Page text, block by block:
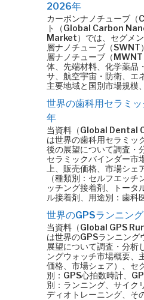
2026年
カーボンナノチューブ（
ト（Global Carbon
Market）では、セグメ
層ナノチューブ（SWNT
層ナノチューブ（
体、先端材料、化学薬品
サ、航空宇宙・防衛、エ
主要地域と国別市場規模
世界の歯科用セラミ
年
当資料（Global Dental
は世界の歯科用セラミッ
後の展望について調査・
セラミックバインダー市
上、販売価格、市場シ
（種類別：セルフエッ
ッチング接着剤、トータ
ル接着剤、用途別：歯科
世界のGPSランニン
当資料（Global GPS
は世界のGPSランニング
展望について調査・分析
ングウォッチ市場概要、
価格、市場シェア）、セ
別：GPS心拍数時計、
別：ランニング、サイク
ディオトレーニング、そ